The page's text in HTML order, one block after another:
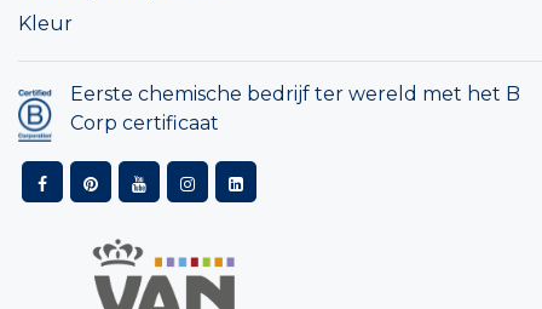
Kleur
Eerste chemische bedrijf ter wereld met het B
Corp certificaat